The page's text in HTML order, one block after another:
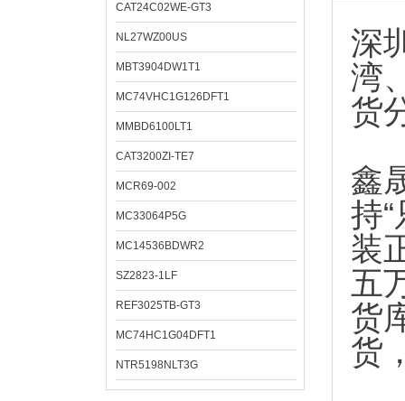
CAT24C02WE-GT3
NL27WZ00US
MBT3904DW1T1
MC74VHC1G126DFT1
MMBD6100LT1
CAT3200ZI-TE7
MCR69-002
MC33064P5G
MC14536BDWR2
SZ2823-1LF
REF3025TB-GT3
MC74HC1G04DFT1
NTR5198NLT3G
深
湾
货
鑫
持
装
五
货
货